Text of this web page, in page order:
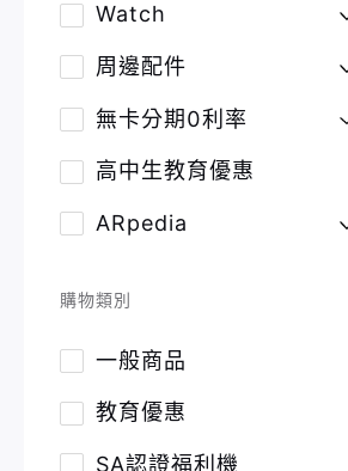
Watch
周邊配件
無卡分期0利率
高中生教育優惠
ARpedia
購物類別
一般商品
教育優惠
SA認證福利機